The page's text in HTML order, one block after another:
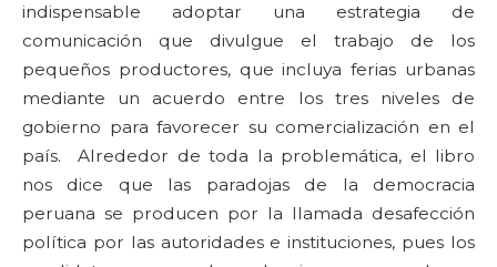
indispensable adoptar una estrategia de
comunicación que divulgue el trabajo de los
pequeños productores, que incluya ferias urbanas
mediante un acuerdo entre los tres niveles de
gobierno para favorecer su comercialización en el
país. Alrededor de toda la problemática, el libro
nos dice que las paradojas de la democracia
peruana se producen por la llamada desafección
política por las autoridades e instituciones, pues los